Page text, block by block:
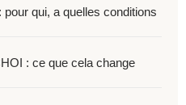
qui, a quelles conditions
: ce que cela change